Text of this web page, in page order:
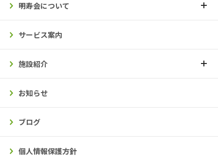
明寿会について
サービス案内
施設紹介
お知らせ
ブログ
個人情報保護方針